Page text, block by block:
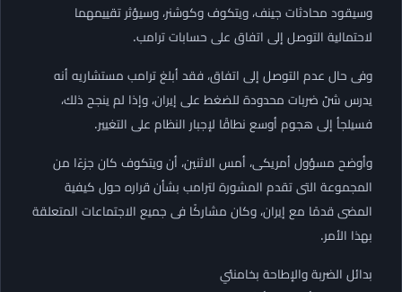
وسيقود محادثات جينف، ويتكوف وكوشنر، وسيؤثر تقييمهما
لاحتمالية التوصل إلى اتفاق على حسابات ترامب.
وفى حال عدم التوصل إلى اتفاق، فقد أبلغ ترامب مستشاريه أنه
يدرس شنّ ضربات محدودة للضغط على إيران، وإذا لم ينجح ذلك،
فسيلجأ إلى هجوم أوسع نطاقًا لإجبار النظام على التغيير.
وأوضح مسؤول أمريكى، أمس الاثنين، أن ويتكوف كان جزءًا من
المجموعة التى تقدم المشورة لترامب بشأن قراره حول كيفية
المضى قدمًا مع إيران، وكان مشاركًا فى جميع الاجتماعات المتعلقة
بهذا الأمر.
بدائل الضربة والإطاحة بخامنئي